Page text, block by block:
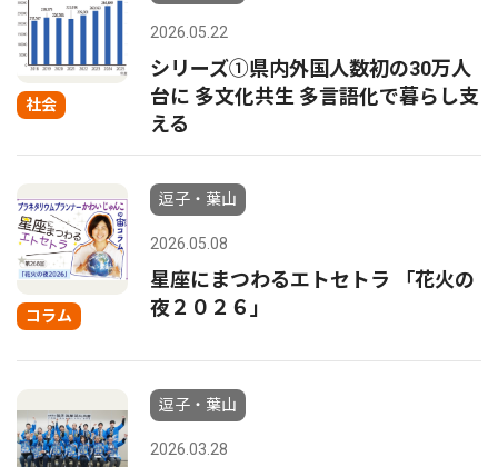
社会
2026.05.22
シリーズ①県内外国人数初の30万人
台に 多文化共生 多言語化で暮らし支
える
コラム
逗子・葉山
2026.05.08
星座にまつわるエトセトラ 「花火の
夜２０２６」
逗子・葉山
2026.03.28